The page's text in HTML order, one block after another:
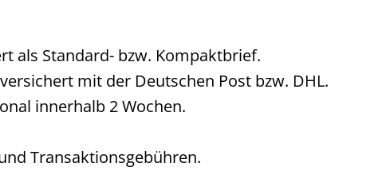
als Standard- bzw. Kompaktbrief.
mit der Deutschen Post bzw. DHL.
innerhalb 2 Wochen.
Transaktionsgebühren.